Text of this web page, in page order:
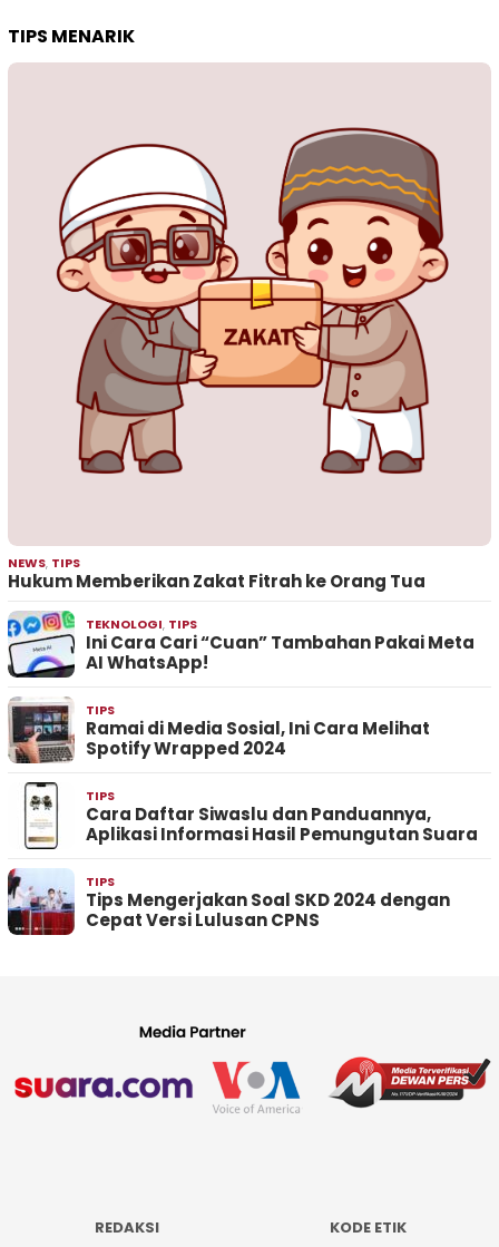
TIPS MENARIK
NEWS, TIPS
Hukum Memberikan Zakat Fitrah ke Orang Tua
TEKNOLOGI, TIPS
Ini Cara Cari “Cuan” Tambahan Pakai Meta
AI WhatsApp!
TIPS
Ramai di Media Sosial, Ini Cara Melihat
Spotify Wrapped 2024
TIPS
Cara Daftar Siwaslu dan Panduannya,
Aplikasi Informasi Hasil Pemungutan Suara
TIPS
Tips Mengerjakan Soal SKD 2024 dengan
Cepat Versi Lulusan CPNS
REDAKSI KODE ETIK